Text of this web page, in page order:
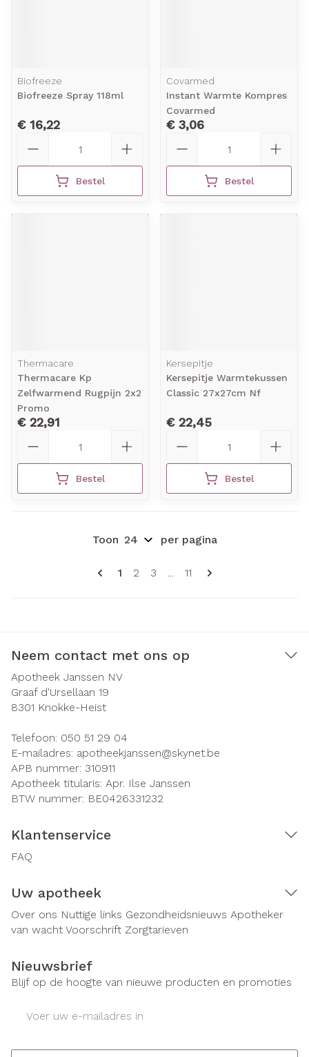
Biofreeze
Biofreeze Spray 118ml
€ 16,22
Bestel
Covarmed
Instant Warmte Kompres
Covarmed
€ 3,06
Bestel
Thermacare
Thermacare Kp
Zelfwarmend Rugpijn 2x2
Promo
€ 22,91
Bestel
Kersepitje
Kersepitje Warmtekussen
Classic 27x27cm Nf
€ 22,45
Bestel
Pagina's
U lees momenteel pagina
1 Pagina
2 Pagina
3 ... Pagina
11
Toon per pagina
Neem contact met ons op
Apotheek Janssen NV
Graaf d'Ursellaan 19
8301 Knokke-Heist
Telefoon: 050 51 29 04
E-mailadres: apotheekjanssen@skynet.be
APB nummer: 310911
Apotheek titularis: Apr. Ilse Janssen
BTW nummer: BE0426331232
Klantenservice
FAQ
Uw apotheek
Over ons Nuttige links Gezondheidsnieuws Apotheker
van wacht Voorschrift Zorgtarieven
Nieuwsbrief
Blijf op de hoogte van nieuwe producten en promoties